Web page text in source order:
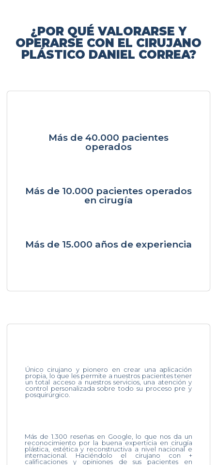
¿POR QUÉ VALORARSE Y
OPERARSE CON EL CIRUJANO
PLÁSTICO DANIEL CORREA?
Más de 40.000 pacientes
operados
Más de 10.000 pacientes operados
en cirugía
Más de 15.000 años de experiencia
Único cirujano y pionero en crear una aplicación
propia, lo que les permite a nuestros pacientes tener
un total acceso a nuestros servicios, una atención y
control personalizada sobre todo su proceso pre y
posquirúrgico.
Más de 1.300 reseñas en Google, lo que nos da un
reconocimiento por la buena experticia en cirugía
plástica, estética y reconstructiva a nivel nacional e
internacional. Haciéndolo el cirujano con +
calificaciones y opiniones de sus pacientes en